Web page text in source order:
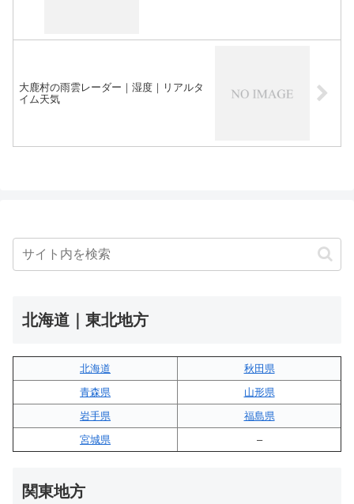
大鹿村の雨雲レーダー｜湿度｜リアルタ
イム天気
北海道｜東北地方
北海道
秋田県
青森県
山形県
岩手県
福島県
宮城県
–
関東地方